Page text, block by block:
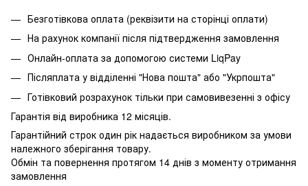
Безготівкова оплата (реквізити на сторінці оплати)
На рахунок компанії після підтвердження замовлення
Онлайн-оплата за допомогою системи LiqPay
Післяплата у відділенні "Нова пошта" або "Укрпошта"
Готівковий розрахунок тільки при самовивезенні з офісу
Гарантія від виробника 12 місяців.
Гарантійний строк один рік надається виробником за умови
належного зберігання товару.
Обмін та повернення протягом 14 днів з моменту отримання
замовлення